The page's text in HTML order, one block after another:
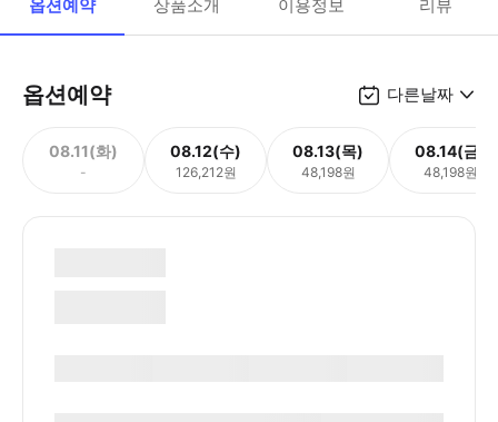
옵션예약 상품소개 이용정보 리뷰
옵션예약 다른날짜
08.11(화)
-
08.12(수)
126,212원
08.13(목)
48,198원
08.14(금)
48,198원